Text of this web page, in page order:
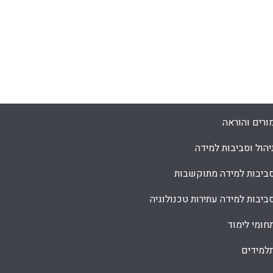
והוראה
וסביבות למידה
למידה מתוקשבות
למידה עתירות טכנולוגיה
לימוד